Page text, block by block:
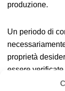
produzione.
Un periodo di
proprietà
essere